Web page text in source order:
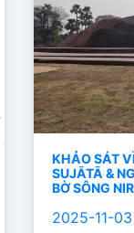
KHẢO SÁT
SUJĀTĀ &
BỜ SÔNG
2025-11-